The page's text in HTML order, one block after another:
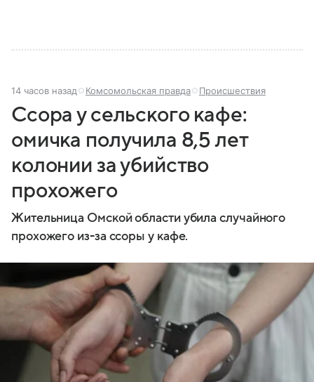
14 часов назад Комсомольская правда Происшествия
Ссора у сельского кафе:
омичка получила 8,5 лет
колонии за убийство
прохожего
Жительница Омской области убила случайного
прохожего из-за ссоры у кафе.